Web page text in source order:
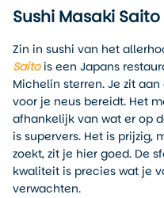
Sushi Masaki Saito
Zin in sushi van het
Saitois een Japans
Michelin sterren. Je zit
voor je neus bereidt. Het
afhankelijk van wat er op
is supervers. Het is prijzig,
zoekt, zit je hier goed. De
kwaliteit is precies wat je
verwachten.